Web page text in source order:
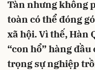
Tàn nhưng không
toàn có thể đóng
xã hội. Vì thế, Hàn
“con hổ” hàng
trọng sự nghiệp